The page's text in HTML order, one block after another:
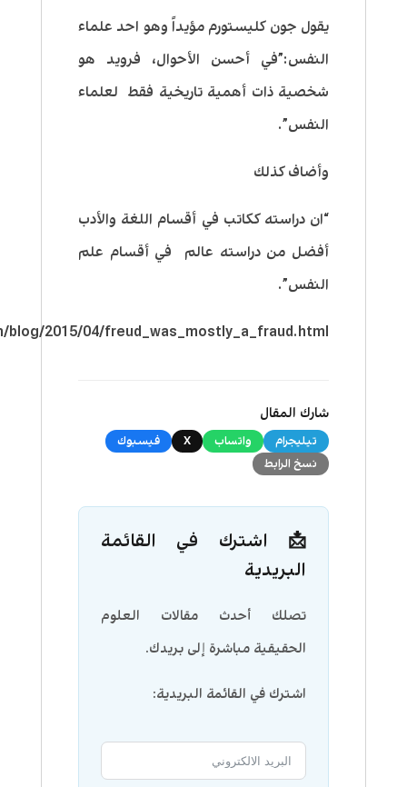
يقول جون كليستورم مؤيداً وهو احد علماء
النفس:”في أحسن الأحوال، فرويد هو
شخصية ذات أهمية تاريخية فقط لعلماء
النفس”.
وأضاف كذلك
“ان دراسته ككاتب في أقسام اللغة والأدب
أفضل من دراسته عالم في أقسام علم
النفس”.
2015/04/freud_was_mostly_a_fraud.html
شارك المقال
تيليجرام واتساب X
فيسبوك
نسخ الرابط
📩 اشترك في القائمة
البريدية
تصلك أحدث مقالات العلوم
الحقيقية مباشرة إلى بريدك.
اشترك في القائمة البريدية: